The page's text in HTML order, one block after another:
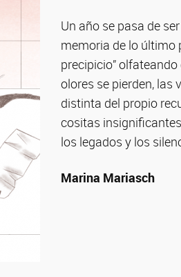
Un año se pasa de
memoria de lo último
precipicio”
olores se pierden, las
distinta del propio
cositas
los legados y los
Marina Mariasch